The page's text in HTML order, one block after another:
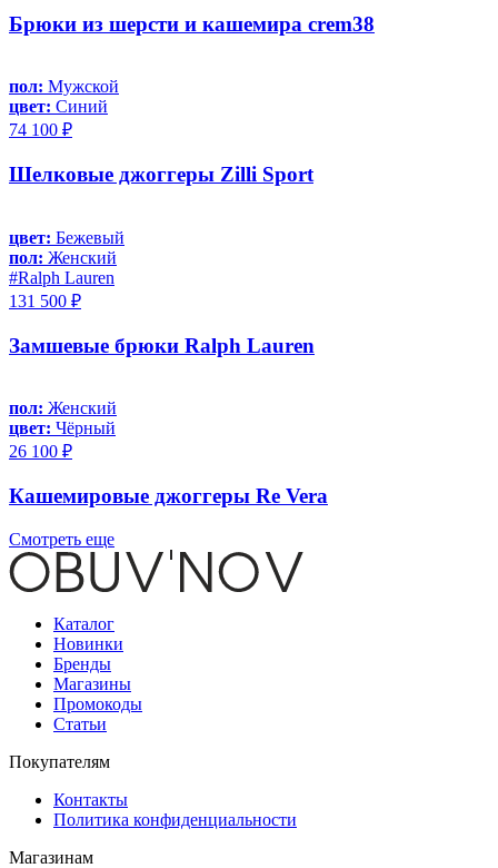
Брюки из шерсти и кашемира crem38
пол: Мужской
цвет: Синий
74 100 ₽
Шелковые джоггеры Zilli Sport
цвет: Бежевый
пол: Женский
#Ralph Lauren
131 500 ₽
Замшевые брюки Ralph Lauren
пол: Женский
цвет: Чёрный
26 100 ₽
Кашемировые джоггеры Re Vera
Смотреть еще
Каталог
Новинки
Бренды
Магазины
Промокоды
Статьи
Покупателям
Контакты
Политика конфиденциальности
Магазинам